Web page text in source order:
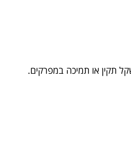
תקין או תמיכה במפרקים.